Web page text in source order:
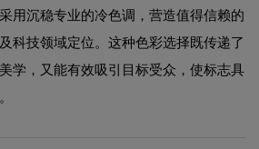
用沉稳专业的冷色调，营造值得信赖的
科技领域定位。这种色彩选择既传递了
学，又能有效吸引目标受众，使标志具